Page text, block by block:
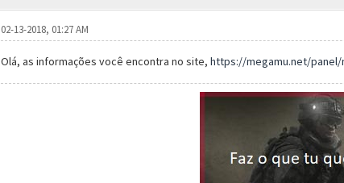
02-13-2018, 01:27 AM
Olá, as informações você encontra no site, https://megamu.net/panel/